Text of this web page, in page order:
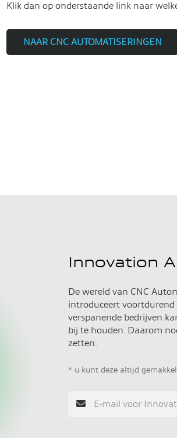
Klik dan op onderstaande link naar
NAAR CNC AUTOMATISERINGEN
Innovation
De wereld van CNC
introduceert voortdurend
verspanende bedrijven
bij te houden. Daarom
zetten.
* u kunt deze altijd